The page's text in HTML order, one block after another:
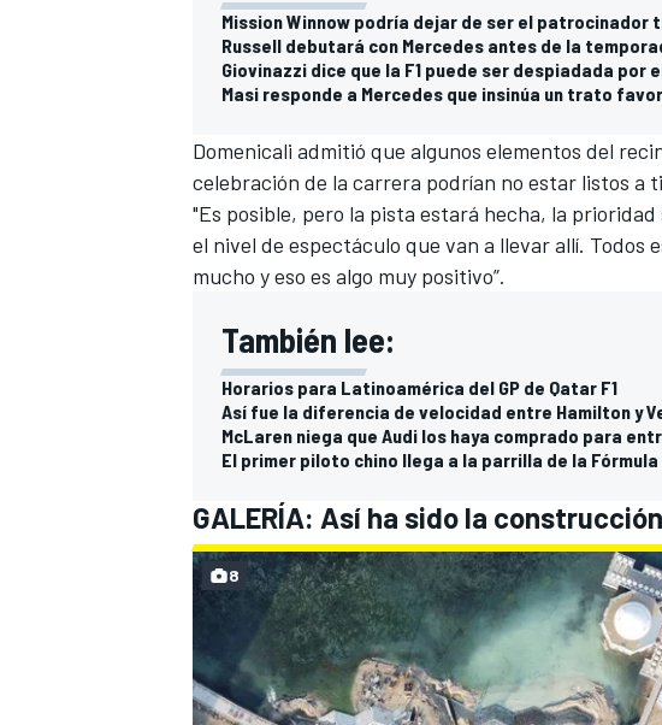
Mission Winnow podría dejar de ser el patrocinador
Russell debutará con Mercedes antes de la
Giovinazzi dice que la F1 puede ser despiadada por
Masi responde a Mercedes que insinúa un trato
Domenicali admitió que algunos elementos del
celebración de la carrera podrían no estar listos a
"Es posible, pero la pista estará hecha, la
el nivel de espectáculo que van a llevar allí. Todos
mucho y eso es algo muy positivo”.
También lee:
Horarios para Latinoamérica del GP de Qatar F1
Así fue la diferencia de velocidad entre Hamilton y
McLaren niega que Audi los haya comprado para
El primer piloto chino llega a la parrilla de la Fórmula
GALERÍA: Así ha sido la
8